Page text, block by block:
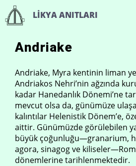
İçeriğe
atla
LIKYA ANITLARI
Andriake
Andriake, Myra kentinin liman
Andriakos Nehri’nin ağzında
kadar Hanedanlık Dönemi’ne
mevcut olsa da, günümüze
kalıntılar Helenistik Dönem’e,
aittir. Günümüzde görülebilen
büyük çoğunluğu—granarium,
agora, sinagog ve
dönemlerine tarihlenmektedir.